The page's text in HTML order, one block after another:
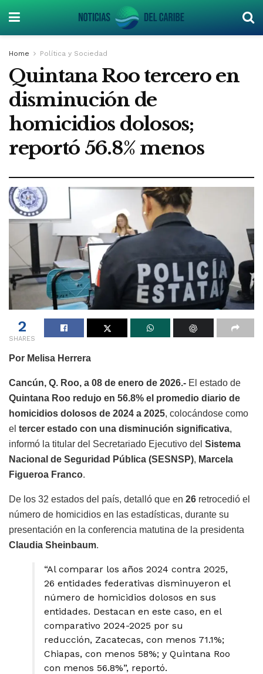
Home Política y Sociedad
Quintana Roo tercero en
disminución de
homicidios dolosos;
reportó 56.8% menos
2
SHARES
Por Melisa Herrera
Cancún, Q. Roo, a 08 de enero de 2026.- El estado de
Quintana Roo redujo en 56.8% el promedio diario de
homicidios dolosos de 2024 a 2025, colocándose como
el tercer estado con una disminución significativa,
informó la titular del Secretariado Ejecutivo del Sistema
Nacional de Seguridad Pública (SESNSP), Marcela
Figueroa Franco.
De los 32 estados del país, detalló que en 26 retrocedió el
número de homicidios en las estadísticas, durante su
presentación en la conferencia matutina de la presidenta
Claudia Sheinbaum.
“Al comparar los años 2024 contra 2025,
26 entidades federativas disminuyeron el
número de homicidios dolosos en sus
entidades. Destacan en este caso, en el
comparativo 2024-2025 por su
reducción, Zacatecas, con menos 71.1%;
Chiapas, con menos 58%; y Quintana Roo
con menos 56.8%”, reportó.